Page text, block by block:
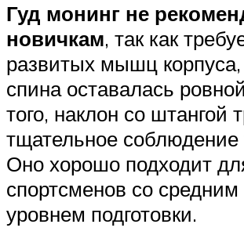
Гуд монинг не
новичкам, так как
развитых мышц
спина оставалась
того, наклон со штангой
тщательное соблюдение
Оно хорошо подходит
спортсменов со
уровнем подготовки.